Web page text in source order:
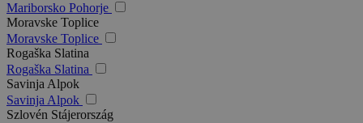
Mariborsko Pohorje
Moravske Toplice
Moravske Toplice
Rogaška Slatina
Rogaška Slatina
Savinja Alpok
Savinja Alpok
Szlovén Stájerország